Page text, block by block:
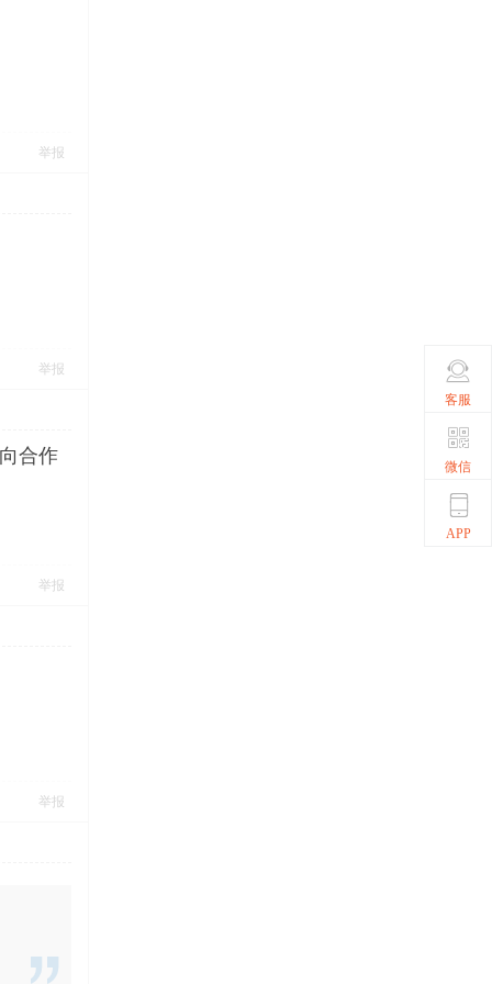
举报
举报
合作
举报
举报
客服
微信
APP